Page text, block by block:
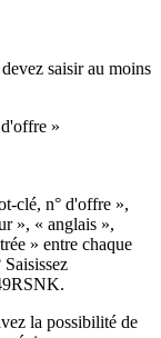
saisir au moins
»
clé, n° d'offre »,
», « anglais »,
» entre chaque
la possibilité de